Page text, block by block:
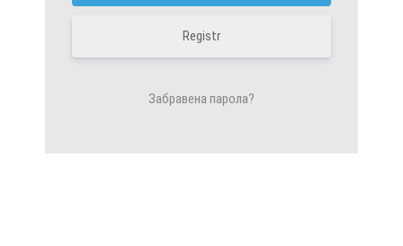
Registr
Забравена парола?